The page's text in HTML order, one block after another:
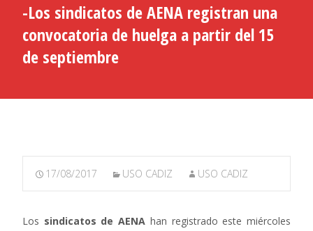
-Los sindicatos de AENA registran una
convocatoria de huelga a partir del 15
de septiembre
17/08/2017 USO CADIZ USO CADIZ
Los sindicatos de AENA han registrado este miércoles